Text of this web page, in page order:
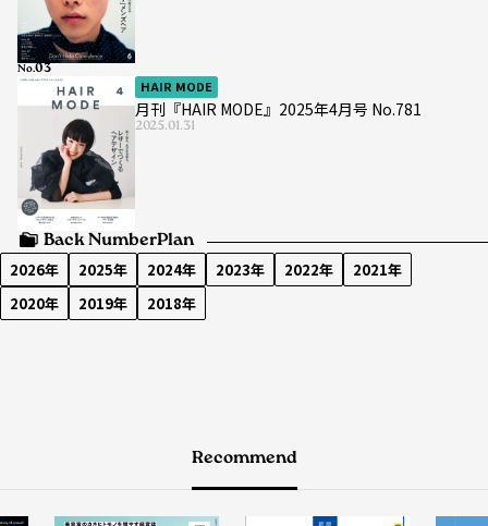
HAIR MODE
月刊『HAIR MODE』2025年4月号 No.781
2025.01.31
No.
Back NumberPlan
2026年 2025年 2024年 2023年 2022年
2021年
2020年
2019年 2018年
Recommend